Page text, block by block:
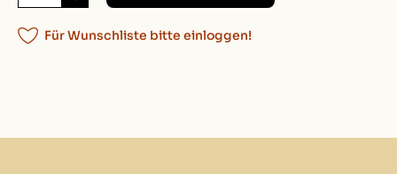
Für Wunschliste bitte einloggen!